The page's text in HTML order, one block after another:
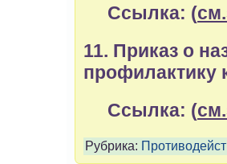
Ссылка: (
11. Приказ о
профилактику
Ссылка: (
Рубрика: